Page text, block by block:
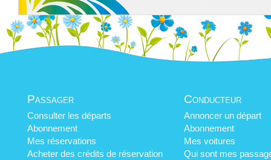
Passager
Consulter les départs
Abonnement
Mes réservations
Acheter des crédits de réservation
Conducteur
Annoncer un départ
Abonnement
Mes voitures
Qui sont mes